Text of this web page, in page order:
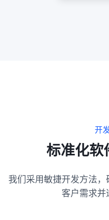
开
标准化软
我们采用敏捷开发方法
客户需求并